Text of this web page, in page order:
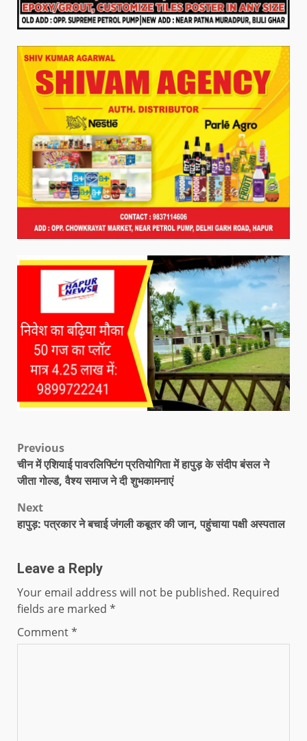
Previous
चीन में एशियाई पावरलिफ्टिंग प्रतियोगिता में हापुड़ के संदीप बंसल ने
जीता गोल्ड, वैश्य समाज ने दी शुभकामनाएं
Next
हापुड़: पत्रकार ने बचाई जंगली कबूतर की जान, पहुंचाया पक्षी अस्पताल
Leave a Reply
Your email address will not be published. Required
fields are marked *
Comment*